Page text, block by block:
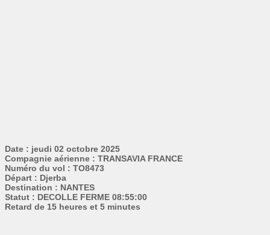
Date : jeudi 02 octobre 2025
Compagnie aérienne : TRANSAVIA FRANCE
Numéro du vol : TO8473
Départ : Djerba
Destination : NANTES
Statut : DECOLLE FERME 08:55:00
Retard de 15 heures et 5 minutes